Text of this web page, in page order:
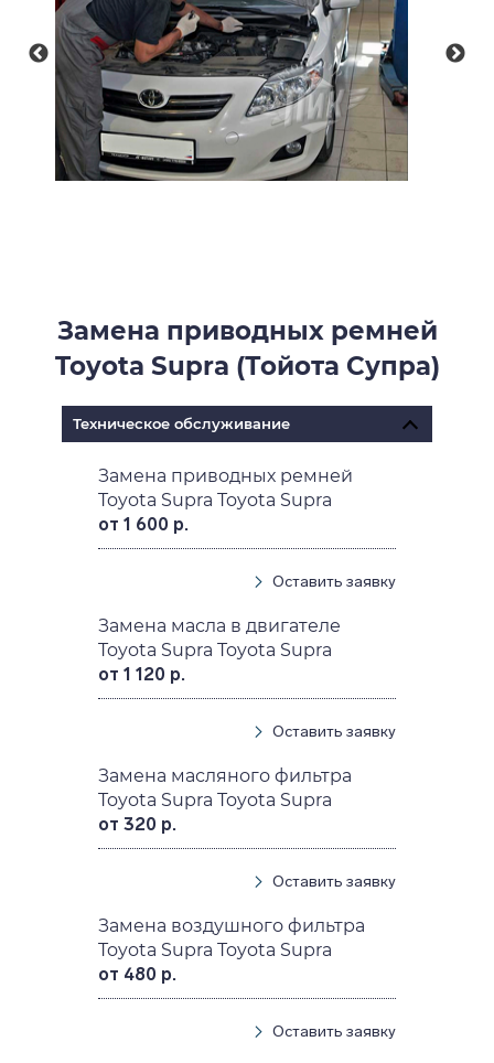
Замена приводных ремней
Toyota Supra (Тойота Супра)
Техническое обслуживание
Замена приводных ремней
Toyota Supra Toyota Supra
от 1 600 р.
Оставить заявку
Замена масла в двигателе
Toyota Supra Toyota Supra
от 1 120 р.
Оставить заявку
Замена масляного фильтра
Toyota Supra Toyota Supra
от 320 р.
Оставить заявку
Замена воздушного фильтра
Toyota Supra Toyota Supra
от 480 р.
Оставить заявку